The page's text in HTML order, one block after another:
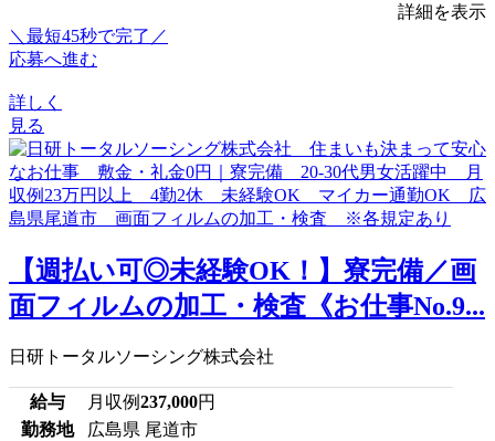
詳細を表示
＼最短45秒で完了／
応募へ進む
詳しく
見る
【週払い可◎未経験OK！】寮完備／画
面フィルムの加工・検査《お仕事No.9...
日研トータルソーシング株式会社
給与 月収例237,000円
勤務地
広島県 尾道市